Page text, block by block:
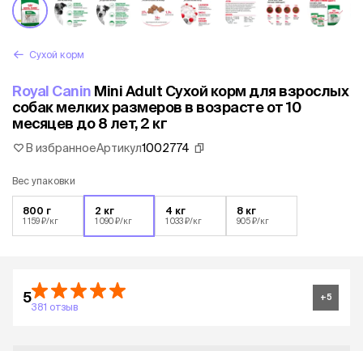
Сухой корм
Royal Canin Mini Adult Сухой корм для взрослых
собак мелких размеров в возрасте от 10
месяцев до 8 лет, 2 кг
В избранноеАртикул1002774
Вес упаковки
800 г
1 159 ₽/кг
2 кг
1 090 ₽/кг
4 кг
1 033 ₽/кг
8 кг
905 ₽/кг
5
381 отзыв
+5